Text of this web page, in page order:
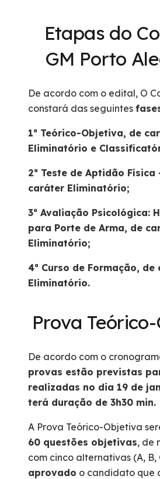
Etapas do
GM Porto
De acordo com o edital, O
constará das seguintes
1ª Teórico-Objetiva, de
Eliminatório e
2ª Teste de Aptidão Física
caráter Eliminatório;
3ª Avaliação Psicológica:
para Porte de Arma, de
Eliminatório;
4ª Curso de Formação, de
Eliminatório.
Prova
De acordo com o
provas estão previstas
realizadas no dia 19 de
terá duração de 3h30 min.
A Prova Teórico-Objetiva
60 questões objetivas, de
com cinco alternativas (A, B,
aprovado o candidato que